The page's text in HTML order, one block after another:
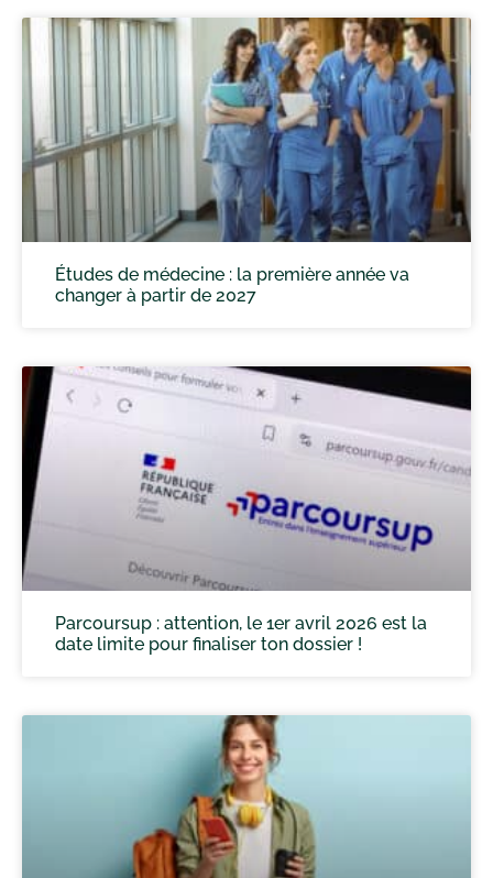
Études de médecine : la première année va
changer à partir de 2027
Parcoursup : attention, le 1er avril 2026 est la
date limite pour finaliser ton dossier !